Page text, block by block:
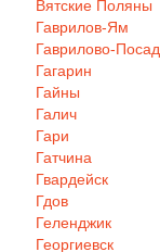
Вятские Поляны
Гаврилов-Ям
Гаврилово-Посад
Гагарин
Гайны
Галич
Гари
Гатчина
Гвардейск
Гдов
Геленджик
Георгиевск